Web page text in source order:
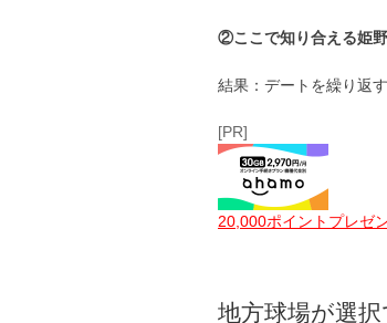
②ここで知り合える姫野
結果：デートを繰り返
[PR]
20,000ポイントプレゼ
地方球場が選択